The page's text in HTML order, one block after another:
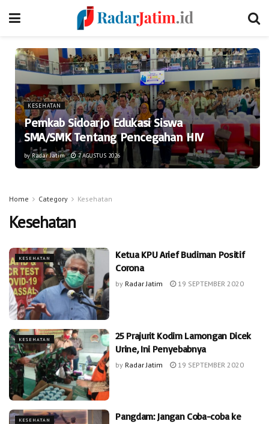
KESEHATAN
Pemkab Sidoarjo Edukasi Siswa
SMA/SMK Tentang Pencegahan HIV
by Radar Jatim 7 AGUSTUS 2026
Home Category Kesehatan
Kesehatan
KESEHATAN
Ketua KPU Arief Budiman Positif
Corona
by Radar Jatim 19 SEPTEMBER 2020
KESEHATAN
25 Prajurit Kodim Lamongan Dicek
Urine, Ini Penyebabnya
by Radar Jatim 19 SEPTEMBER 2020
KESEHATAN
Pangdam: Jangan Coba-coba ke